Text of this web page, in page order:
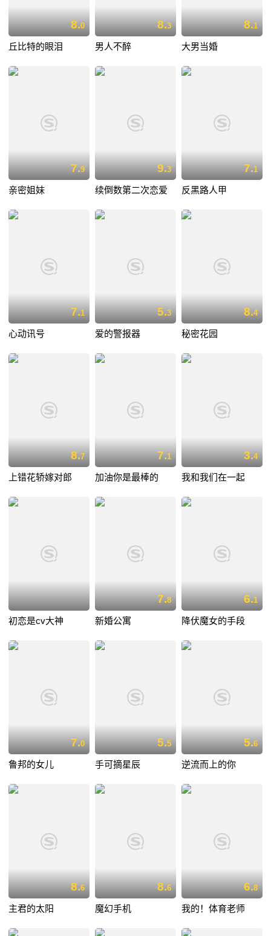
8.0
丘比特的眼泪
8.3
男人不醉
8.1
大男当婚
7.9
亲密姐妹
9.3
续倒数第二次恋爱
7.1
反黑路人甲
7.1
心动讯号
5.3
爱的警报器
8.4
秘密花园
8.7
上错花轿嫁对郎
7.1
加油你是最棒的
3.4
我和我们在一起
初恋是cv大神
7.8
新婚公寓
6.1
降伏魔女的手段
7.0
鲁邦的女儿
5.5
手可摘星辰
5.6
逆流而上的你
8.6
主君的太阳
8.6
魔幻手机
6.8
我的！体育老师